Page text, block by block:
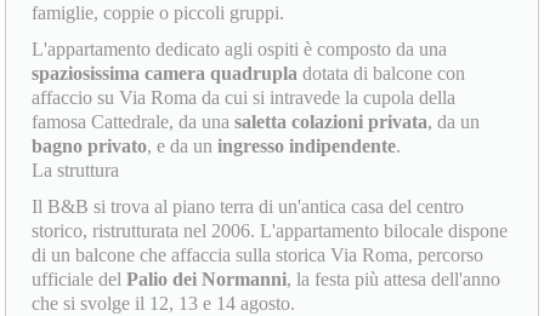
famiglie, coppie o piccoli gruppi.
L'appartamento dedicato agli ospiti è composto da una
spaziosissima camera quadrupla dotata di balcone con
affaccio su Via Roma da cui si intravede la cupola della
famosa Cattedrale, da unasaletta colazioni privata, da un
bagno privato, e da uningresso indipendente.
La struttura
Il B&B si trova al piano terra di un'antica casa del centro
storico, ristrutturata nel 2006. L'appartamento bilocale dispone
di un balcone che affaccia sulla storica Via Roma, percorso
ufficiale delPalio dei Normanni, la festa più attesa dell'anno
che si svolge il 12, 13 e 14 agosto.